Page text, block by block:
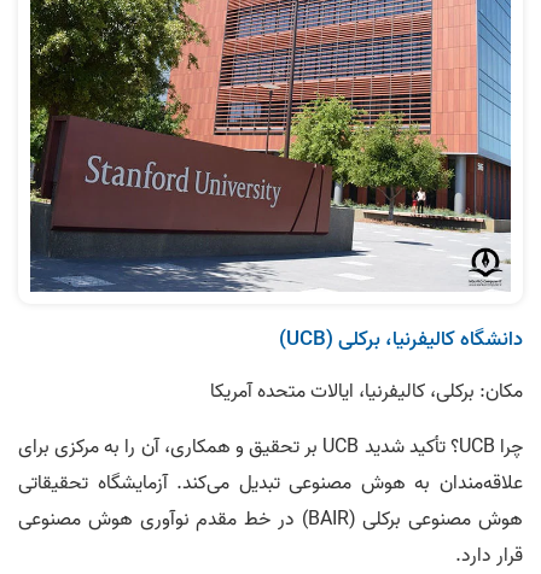
دانشگاه کالیفرنیا، برکلی (UCB)
مکان: برکلی، کالیفرنیا، ایالات متحده آمریکا
چرا UCB؟ تأکید شدید UCB بر تحقیق و همکاری، آن را به مرکزی برای
علاقه‌مندان به هوش مصنوعی تبدیل می‌کند. آزمایشگاه تحقیقاتی
هوش مصنوعی برکلی (BAIR) در خط مقدم نوآوری هوش مصنوعی
قرار دارد.